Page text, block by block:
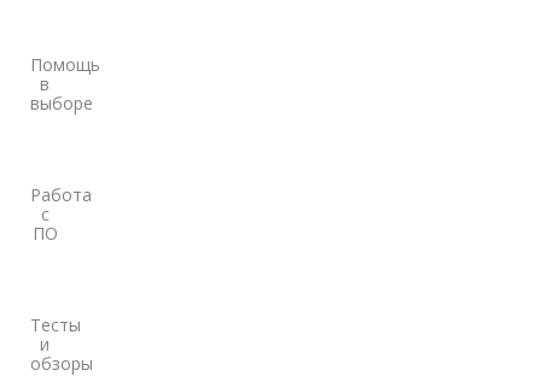
Помощь
в
выборе
Работа
с
ПО
Тесты
и
обзоры